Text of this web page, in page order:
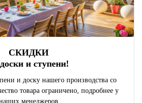
СКИДКИ
и ступени!
и доску нашего производства со
товара ограничено, подробнее у
менеджеров